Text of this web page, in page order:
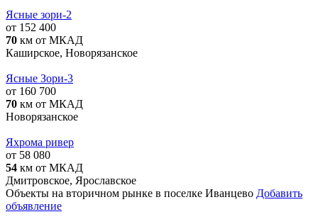
Ясные зори-2
от 152 400
70 км от МКАД
Каширское, Новорязанское
Ясные Зори-3
от 160 700
70 км от МКАД
Новорязанское
Яхрома ривер
от 58 080
54 км от МКАД
Дмитровское, Ярославское
Объекты на вторичном рынке в поселке Иванцево Добавить
объявление